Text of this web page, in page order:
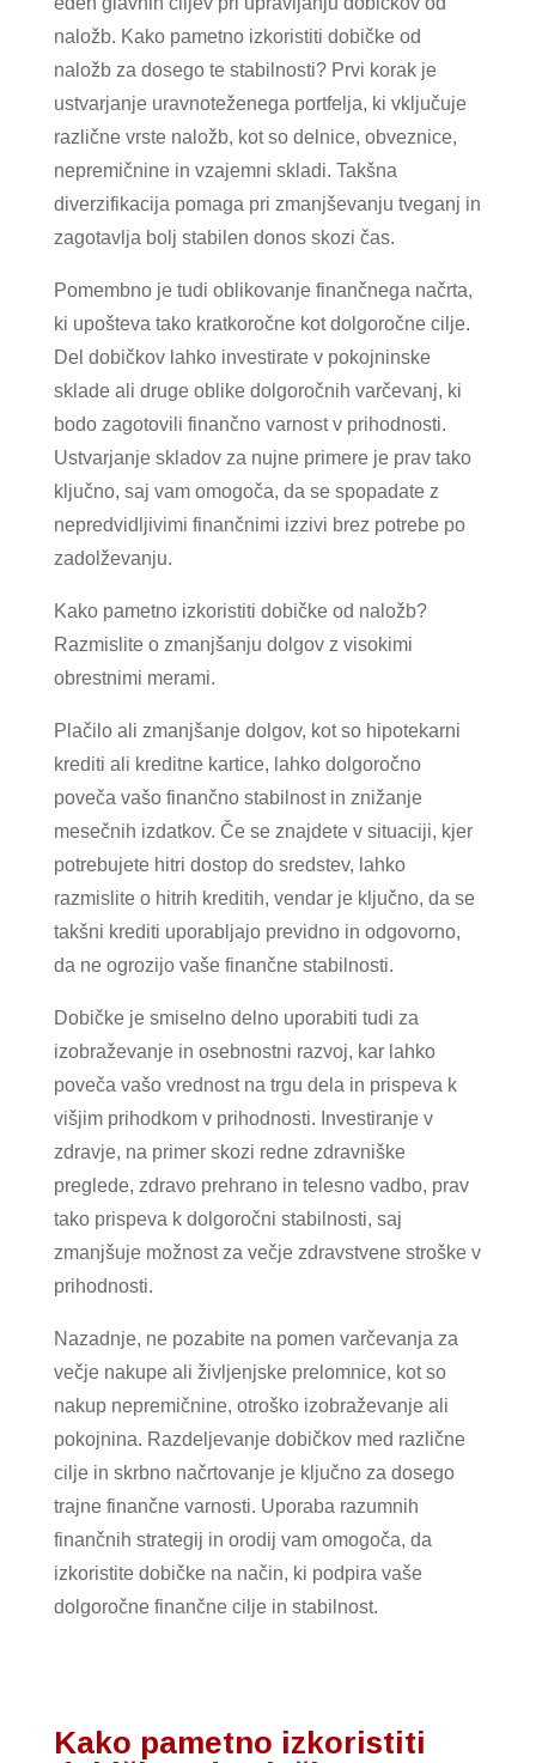
naložb. Kako pametno izkoristiti dobičke od
naložb za dosego te stabilnosti? Prvi korak je
ustvarjanje uravnoteženega portfelja, ki vključuje
različne vrste naložb, kot so delnice, obveznice,
nepremičnine in vzajemni skladi. Takšna
diverzifikacija pomaga pri zmanjševanju tveganj in
zagotavlja bolj stabilen donos skozi čas.
Pomembno je tudi oblikovanje finančnega načrta,
ki upošteva tako kratkoročne kot dolgoročne cilje.
Del dobičkov lahko investirate v pokojninske
sklade ali druge oblike dolgoročnih varčevanj, ki
bodo zagotovili finančno varnost v prihodnosti.
Ustvarjanje skladov za nujne primere je prav tako
ključno, saj vam omogoča, da se spopadate z
nepredvidljivimi finančnimi izzivi brez potrebe po
zadolževanju.
Kako pametno izkoristiti dobičke od naložb?
Razmislite o zmanjšanju dolgov z visokimi
obrestnimi merami.
Plačilo ali zmanjšanje dolgov, kot so hipotekarni
krediti ali kreditne kartice, lahko dolgoročno
poveča vašo finančno stabilnost in znižanje
mesečnih izdatkov. Če se znajdete v situaciji, kjer
potrebujete hitri dostop do sredstev, lahko
razmislite o hitrih kreditih, vendar je ključno, da se
takšni krediti uporabljajo previdno in odgovorno,
da ne ogrozijo vaše finančne stabilnosti.
Dobičke je smiselno delno uporabiti tudi za
izobraževanje in osebnostni razvoj, kar lahko
poveča vašo vrednost na trgu dela in prispeva k
višjim prihodkom v prihodnosti. Investiranje v
zdravje, na primer skozi redne zdravniške
preglede, zdravo prehrano in telesno vadbo, prav
tako prispeva k dolgoročni stabilnosti, saj
zmanjšuje možnost za večje zdravstvene stroške v
prihodnosti.
Nazadnje, ne pozabite na pomen varčevanja za
večje nakupe ali življenjske prelomnice, kot so
nakup nepremičnine, otroško izobraževanje ali
pokojnina. Razdeljevanje dobičkov med različne
cilje in skrbno načrtovanje je ključno za dosego
trajne finančne varnosti. Uporaba razumnih
finančnih strategij in orodij vam omogoča, da
izkoristite dobičke na način, ki podpira vaše
dolgoročne finančne cilje in stabilnost.
Kako pametno izkoristiti